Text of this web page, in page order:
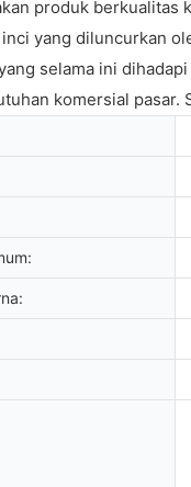
produk
yang diluncurkan
selama ini
komersial